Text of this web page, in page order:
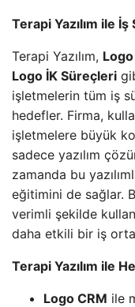
Terapi Yazılım ile
Terapi Yazılım,
Logo İK Süreçleri
işletmelerin tüm iş
hedefler. Firma,
işletmelere büyük
sadece yazılım
zamanda bu
eğitimini de sağlar.
verimli şekilde
daha etkili bir iş
Terapi Yazılım ile
Logo CRM ile